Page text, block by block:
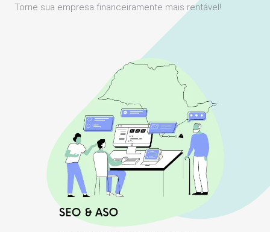
Torne sua empresa financeiramente mais rentável!